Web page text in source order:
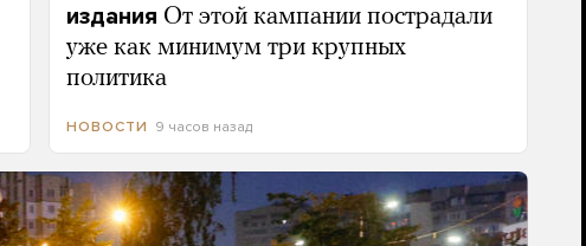
издания От этой кампании пострадали
уже как минимум три крупных
политика
НОВОСТИ 9 часов назад